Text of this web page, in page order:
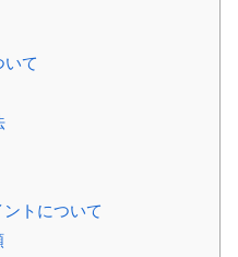
いて
トについて